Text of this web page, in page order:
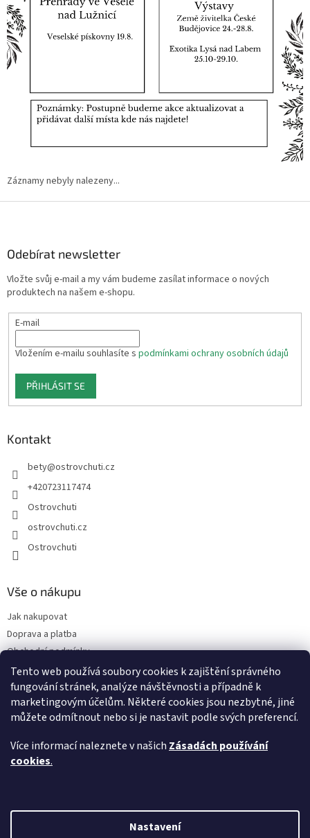
Tento web používá soubory cookies k zajištění správného
fungování stránek, analýze návštěvnosti a případně k
marketingovým účelům. Některé cookies jsou nezbytné, jiné
můžete odmítnout nebo si je nastavit podle svých preferencí.
Více informací naleznete v našich Zásadách používání
cookies.
Nastavení
Záznamy nebyly nalezeny...
Odebírat newsletter
Vložte svůj e-mail a my vám budeme zasílat informace o nových
produktech na našem e-shopu.
E-mail
Vložením e-mailu souhlasíte s podmínkami ochrany osobních údajů
PŘIHLÁSIT SE
Kontakt
bety@ostrovchuti.cz
+420723117474
Ostrovchuti
ostrovchuti.cz
Ostrovchuti
Vše o nákupu
Jak nakupovat
Doprava a platba
Obchodní podmínky
Podmínky ochrany osobních údajů
Předplatné
O nás
Sezónnost exotického ovoce
Napsali o nás
FAQ - Nejčastější dotazy